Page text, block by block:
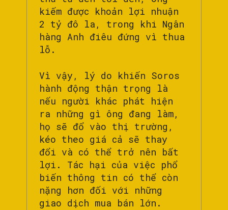
kiếm được khoản lợi nhuận
2 tỷ đô la, trong khi Ngân
hàng Anh điêu đứng vì thua
lỗ.
Vì vậy, lý do khiến Soros
hành động thận trọng là
nếu người khác phát hiện
ra những gì ông đang làm,
họ sẽ đổ vào thị trường,
kéo theo giá cả sẽ thay
đổi và có thể trở nên bất
lợi. Tác hại của việc phổ
biến thông tin có thể còn
nặng hơn đối với những
giao dịch mua bán lớn.